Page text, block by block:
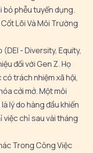
bỏ phễu tuyển dụng.
Lõi Và Môi Trường
- Diversity, Equity,
đối với Gen Z. Họ
trách nhiệm xã hội,
cởi mở. Một môi
lý do hàng đầu khiến
việc chỉ sau vài tháng
Trong Công Việc